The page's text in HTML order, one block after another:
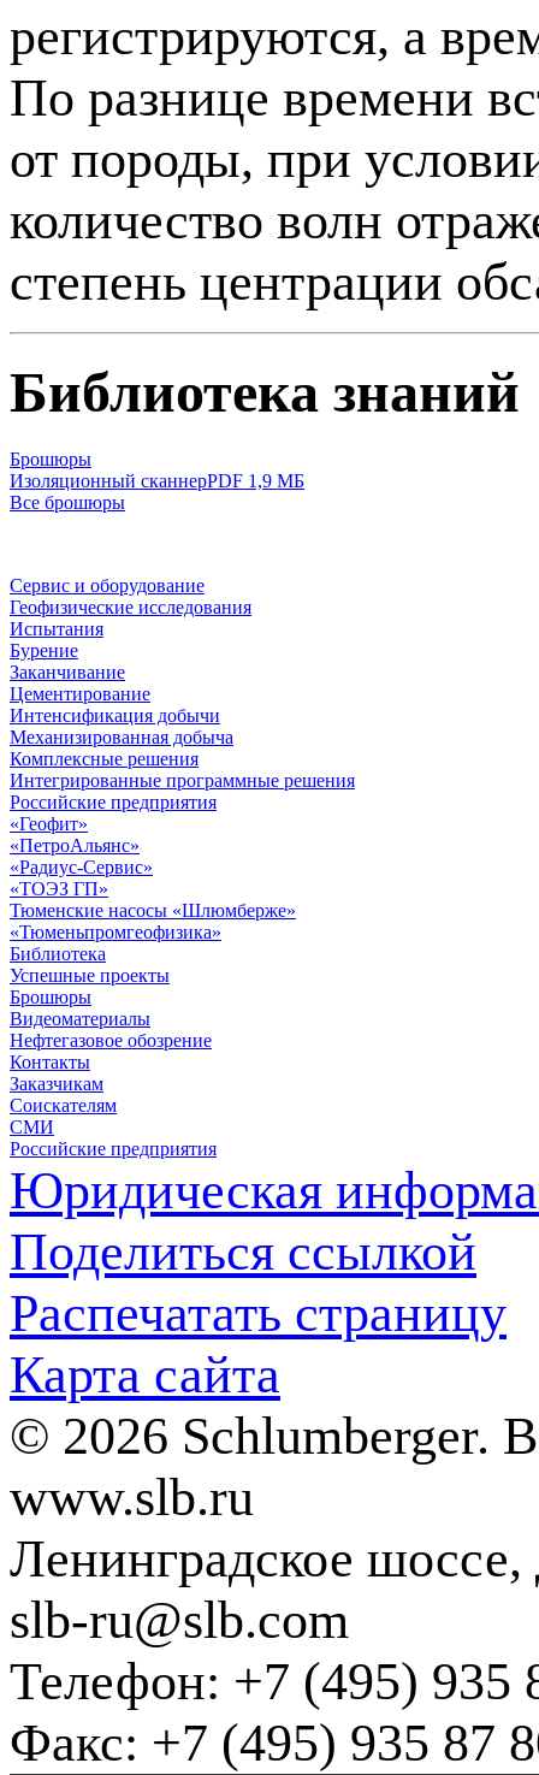
регистрируются, а
По разнице времени
от породы, при
количество волн
степень центрации
Библиотека знаний
Брошюры
Изоляционный сканнерPDF 1,9 МБ
Все брошюры
Сервис и оборудование
Геофизические исследования
Испытания
Бурение
Заканчивание
Цементирование
Интенсификация добычи
Механизированная добыча
Комплексные решения
Интегрированные программные решения
Российские предприятия
«Геофит»
«ПетроАльянс»
«Радиус-Сервис»
«ТОЭЗ ГП»
Тюменские насосы «Шлюмберже»
«Тюменьпромгеофизика»
Библиотека
Успешные проекты
Брошюры
Видеоматериалы
Нефтегазовое обозрение
Контакты
Заказчикам
Соискателям
СМИ
Российские предприятия
Юридическая
Поделиться ссылкой
Распечатать страницу
Карта сайта
© 2026 Schlumberger.
www.slb.ru
Ленинградское
slb-ru@slb.com
Телефон: +7 (495) 935
Факс: +7 (495) 935 87